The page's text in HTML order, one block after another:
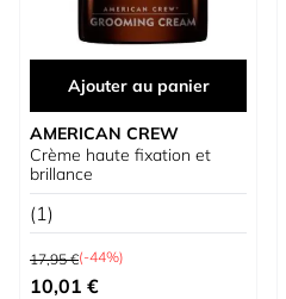
Ajouter au panier
AMERICAN CREW
Crème haute fixation et
brillance
(1)
Prix normal
17,95 €(-44%)
Prix spécial
10,01 €